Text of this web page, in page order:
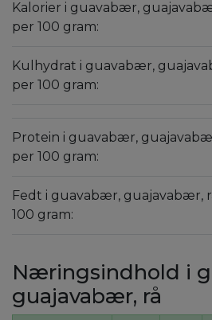
Kalorier i guavabær,
per 100 gram:
Kulhydrat i guavabær,
per 100 gram:
Protein i guavabær,
per 100 gram:
Fedt i guavabær, guajavabær,
100 gram:
Næringsindhold i
guajavabær, rå